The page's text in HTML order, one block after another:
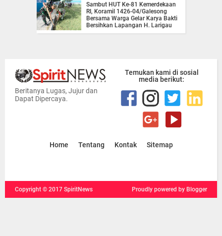
Sambut HUT Ke-81 Kemerdekaan
RI, Koramil 1426-04/Galesong
Bersama Warga Gelar Karya Bakti
Bersihkan Lapangan H. Larigau
Beritanya Lugas, Jujur dan
Dapat Dipercaya.
Temukan kami di sosial
media berikut:
Home Tentang Kontak Sitemap
Copyright © 2017 SpiritNews Proudly powered by Blogger